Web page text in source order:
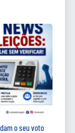
o seu voto